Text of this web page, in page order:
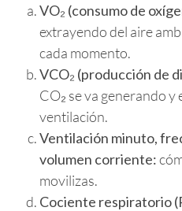
VO₂ (consumo de
extrayendo del aire
cada momento.
VCO₂ (producción de
CO₂ se va generando y
ventilación.
Ventilación minuto,
volumen corriente:
movilizas.
Cociente respiratorio